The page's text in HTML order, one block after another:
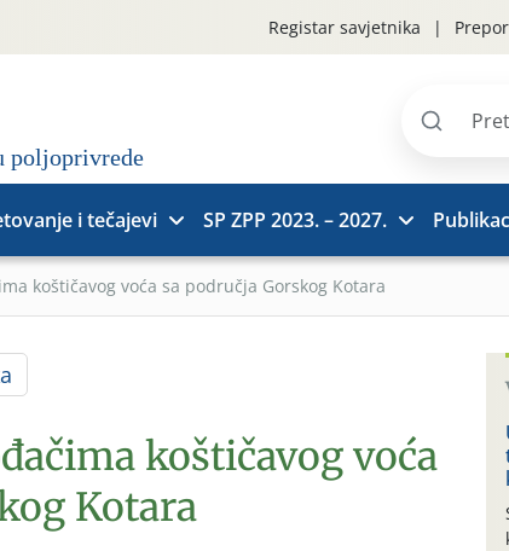
Registar savjetnika
Pretraži
i tečajevi SP ZPP 2023. – 2027.
koštičavog voća sa područja Gorskog Kotara
koštičavog voća
Kotara